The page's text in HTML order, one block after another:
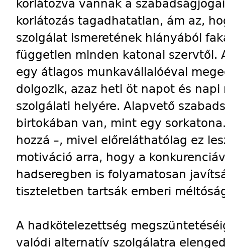
korlátozva vannak a
korlátozás tagadhatatlan, ám az,
szolgálat ismeretének hiányából
független minden katonai szervtől.
egy átlagos munkavállalóéval
dolgozik, azaz heti öt napot és
szolgálati helyére. Alapvető
birtokában van, mint egy
hozzá –, mivel előreláthatólag ez
motiváció arra, hogy a
hadseregben is folyamatosan
tiszteletben tartsák emberi
A hadkötelezettség
valódi alternatív szolgálatra